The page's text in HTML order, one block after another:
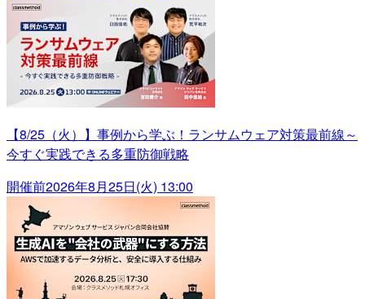
【8/25（火）】事例から学ぶ！ランサムウェア対策最前線～
今すぐ実践できる多重防御戦略
開催前2026年8月25日(火) 13:00